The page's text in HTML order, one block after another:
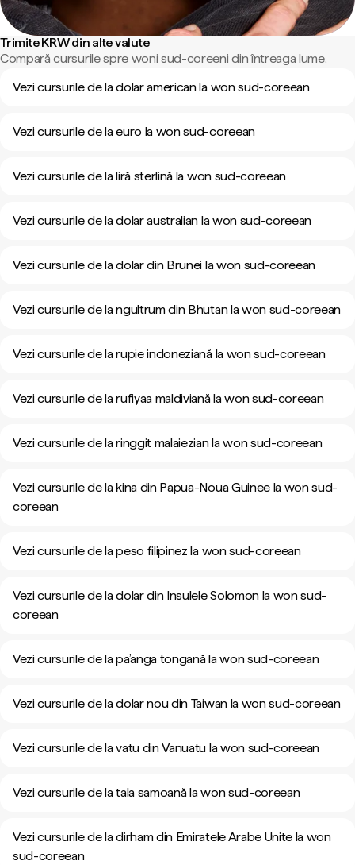
Trimite KRW din alte valute
Compară cursurile spre woni sud-coreeni din întreaga lume.
Vezi cursurile de la dolar american la won sud-coreean
Vezi cursurile de la euro la won sud-coreean
Vezi cursurile de la liră sterlină la won sud-coreean
Vezi cursurile de la dolar australian la won sud-coreean
Vezi cursurile de la dolar din Brunei la won sud-coreean
Vezi cursurile de la ngultrum din Bhutan la won sud-coreean
Vezi cursurile de la rupie indoneziană la won sud-coreean
Vezi cursurile de la rufiyaa maldiviană la won sud-coreean
Vezi cursurile de la ringgit malaiezian la won sud-coreean
Vezi cursurile de la kina din Papua-Noua Guinee la won sud-
coreean
Vezi cursurile de la peso filipinez la won sud-coreean
Vezi cursurile de la dolar din Insulele Solomon la won sud-
coreean
Vezi cursurile de la pa’anga tongană la won sud-coreean
Vezi cursurile de la dolar nou din Taiwan la won sud-coreean
Vezi cursurile de la vatu din Vanuatu la won sud-coreean
Vezi cursurile de la tala samoană la won sud-coreean
Vezi cursurile de la dirham din Emiratele Arabe Unite la won
sud-coreean